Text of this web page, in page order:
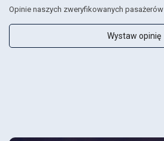
Opinie naszych zweryfikowanych pasażerów
Wystaw opinię